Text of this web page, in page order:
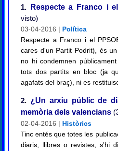
1. Respecte a Franco i
visto)
03-04-2016 | Política
Respecte a Franco i el
cares d'un Partit Podrit), és
no hi condemnen
tots dos partits en bloc (ja
agafats del braç), ni es
2. ¿Un arxiu públic de
memòria dels valencians
02-04-2016 | Històrics
Tinc entés que totes les
diaris, llibres o revistes, s'hi